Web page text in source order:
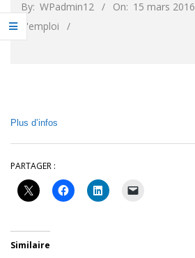
By: WPadmin12 On: 15 mars 2016
d'emploi
Plus d’infos
PARTAGER :
Similaire